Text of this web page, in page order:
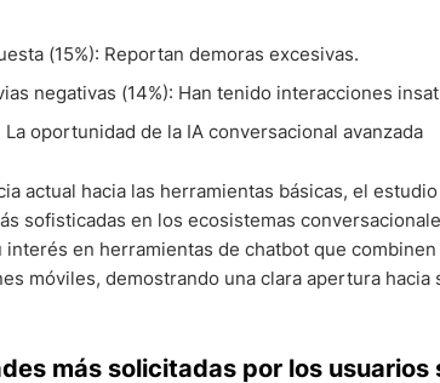
(15%): Reportan demoras excesivas.
negativas (14%): Han tenido interacciones
oportunidad de la IA conversacional avanzada
actual hacia las herramientas básicas, el
sofisticadas en los ecosistemas
interés en herramientas de chatbot que
móviles, demostrando una clara apertura
más solicitadas por los usuarios